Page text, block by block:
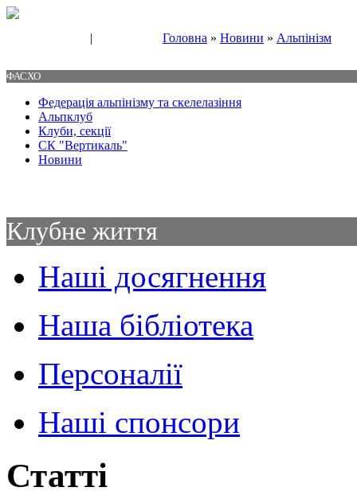
| Головна » Новини » Альпінізм
ФАСХО
Федерація альпінізму та скелелазіння
Альпклуб
Клуби, секції
СК "Вертикаль"
Новини
Клубне життя
Наші досягнення
Наша бібліотека
Персоналії
Наші спонсори
Статті